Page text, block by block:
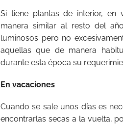
Si tiene plantas de interior, en
manera similar al resto del
luminosos pero no
aquellas que de manera
durante esta época su
En vacaciones
Cuando se sale unos días es
encontrarlas secas a la vuelta,